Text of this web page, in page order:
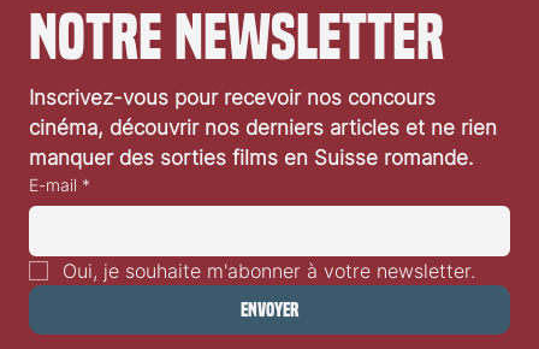
notre newsletter
Inscrivez-vous pour recevoir nos concours
cinéma, découvrir nos derniers articles et ne rien
manquer des sorties films en Suisse romande.
E-mail *
Oui, je souhaite m'abonner à votre newsletter.
Envoyer